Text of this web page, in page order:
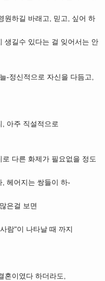
원하길 바래고, 믿고, 싶어 하
생길수 있다는 걸 잊어서는 안
-정신적으로 자신을 다듬고,
아주 직설적으로
다른 화제가 필요없을 정도
헤어지는 쌍들이 하-
은걸 보면
람"이 나타날 때 까지
혼이였다 하더라도,